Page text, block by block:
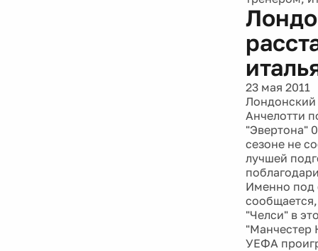
23 мая 2011
Лондонский
Анчелотти
"Эвертона"
сезоне не
лучшей
Именно под
"Челси" в
"Манчестер
УЕФА